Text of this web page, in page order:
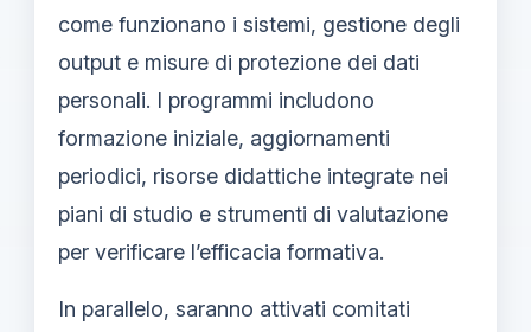
come funzionano i sistemi, gestione degli
output e misure di protezione dei dati
personali. I programmi includono
formazione iniziale, aggiornamenti
periodici, risorse didattiche integrate nei
piani di studio e strumenti di valutazione
per verificare l’efficacia formativa.
In parallelo, saranno attivati comitati